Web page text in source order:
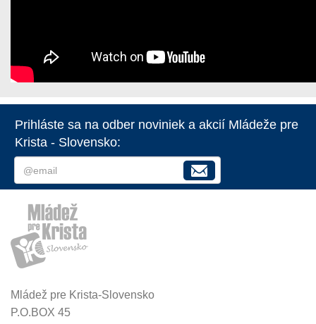
Prihláste sa na odber noviniek a akcií Mládeže pre
Krista - Slovensko:
Mládež pre Krista-Slovensko
P.O.BOX 45